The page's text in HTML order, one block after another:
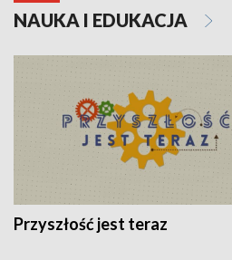
NAUKA I EDUKACJA
Przyszłość jest teraz